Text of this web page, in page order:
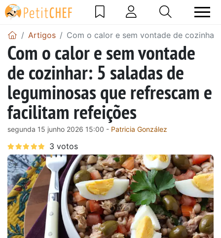
Artigos Com o calor e sem vontade de
Com o calor e sem vontade
de cozinhar: 5 saladas de
leguminosas que refrescam e
facilitam refeições
segunda 15 junho 2026 15:00 - Patricia González